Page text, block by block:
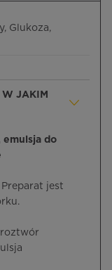
Glukoza,
W JAKIM
emulsja do
jest